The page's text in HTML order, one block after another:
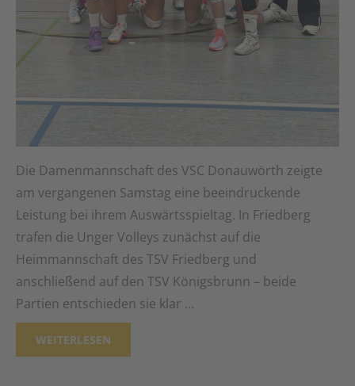
Die Damenmannschaft des VSC Donauwörth zeigte
am vergangenen Samstag eine beeindruckende
Leistung bei ihrem Auswärtsspieltag. In Friedberg
trafen die Unger Volleys zunächst auf die
Heimmannschaft des TSV Friedberg und
anschließend auf den TSV Königsbrunn – beide
Partien entschieden sie klar …
WEITERLESEN